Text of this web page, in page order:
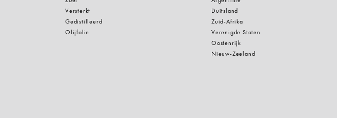
Versterkt
Gedistilleerd
Olijfolie
Duitsland
Zuid-Afrika
Verenigde Staten
Oostenrijk
Nieuw-Zeeland